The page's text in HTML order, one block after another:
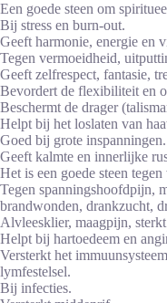
Een goede steen om
Bij stress en burn-out.
Geeft harmonie, energie en
Tegen vermoeidheid,
Geeft zelfrespect, fantasie,
Bevordert de flexibiliteit en
Beschermt de drager
Helpt bij het loslaten van
Goed bij grote inspanningen.
Geeft kalmte en innerlijke
Het is een goede steen
Tegen spanningshoofdpijn,
brandwonden, drankzucht,
Alvleesklier, maagpijn,
Helpt bij hartoedeem en
Versterkt het
lymfestelsel.
Bij infecties.